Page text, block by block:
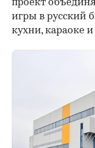
проект
игры в русский
кухни, караоке